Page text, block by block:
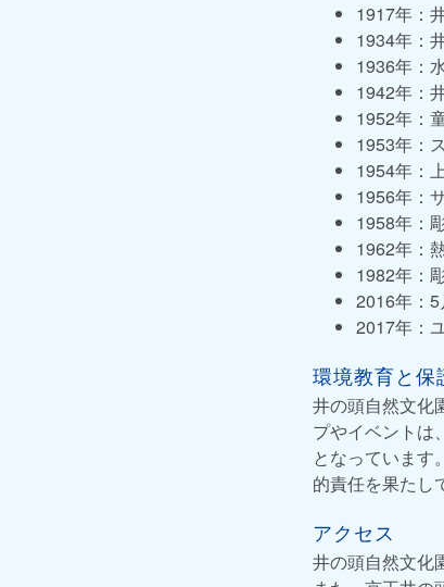
1917年：
1934年：
1936年：
1942年：
1952年：
1953年：
1954年：
1956年：
1958年：
1962年：
1982年：
2016年：5
2017年：
環境教育と保
井の頭自然文化
プやイベントは
となっています
的責任を果たし
アクセス
井の頭自然文化